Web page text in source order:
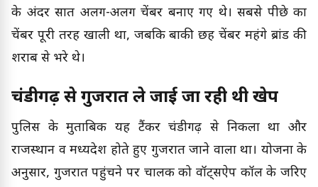
के अंदर सात अलग-अलग चेंबर बनाए गए थे। सबसे पीछे का
चेंबर पूरी तरह खाली था, जबकि बाकी छह चेंबर महंगे ब्रांड की
शराब से भरे थे।
चंडीगढ़ से गुजरात ले जाई जा रही थी खेप
पुलिस के मुताबिक यह टैंकर चंडीगढ़ से निकला था और
राजस्थान व मध्यप्रदेश होते हुए गुजरात जाने वाला था। योजना के
अनुसार, गुजरात पहुंचने पर चालक को वॉट्सऐप कॉल के जरिए